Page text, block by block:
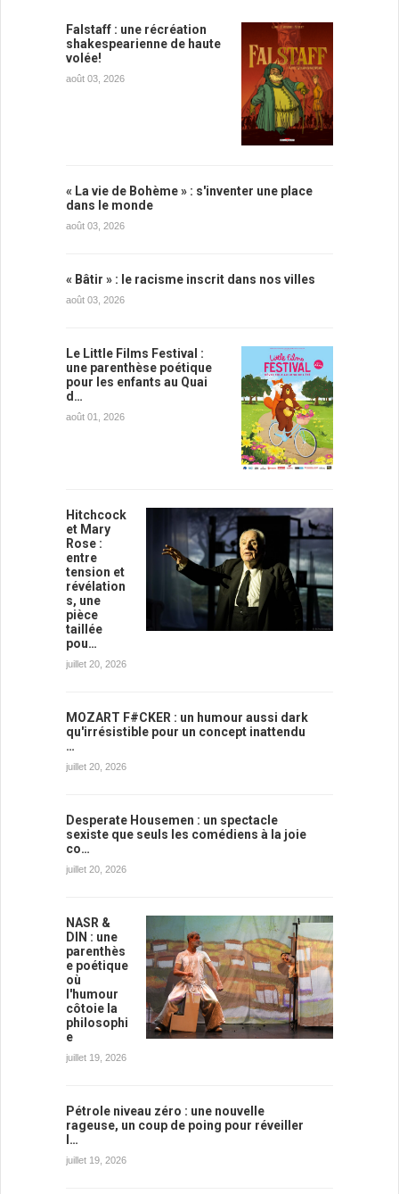
Falstaff : une récréation
shakespearienne de haute
volée!
août 03, 2026
« La vie de Bohème » : s'inventer une place
dans le monde
août 03, 2026
« Bâtir » : le racisme inscrit dans nos villes
août 03, 2026
Le Little Films Festival :
une parenthèse poétique
pour les enfants au Quai
d…
août 01, 2026
Hitchcock
et Mary
Rose :
entre
tension et
révélation
s, une
pièce
taillée
pou…
juillet 20, 2026
MOZART F#CKER : un humour aussi dark
qu'irrésistible pour un concept inattendu
…
juillet 20, 2026
Desperate Housemen : un spectacle
sexiste que seuls les comédiens à la joie
co…
juillet 20, 2026
NASR &
DIN : une
parenthès
e poétique
où
l'humour
côtoie la
philosophi
e
juillet 19, 2026
Pétrole niveau zéro : une nouvelle
rageuse, un coup de poing pour réveiller
l…
juillet 19, 2026